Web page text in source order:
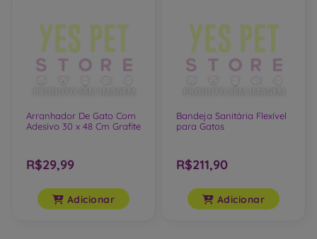
Arranhador De Gato Com
Adesivo 30 x 48 Cm Grafite
R$29,99
Adicionar
Bandeja Sanitária Flexível
para Gatos
R$211,90
Adicionar